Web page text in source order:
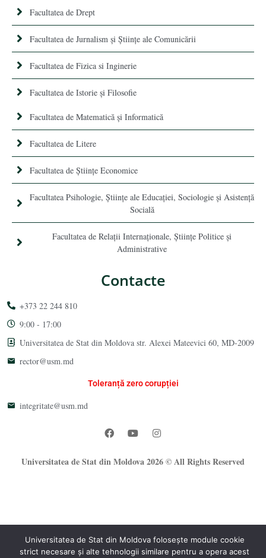
Facultatea de Drept
Facultatea de Jurnalism şi Ştiinţe ale Comunicării
Facultatea de Fizica si Inginerie
Facultatea de Istorie şi Filosofie
Facultatea de Matematică şi Informatică
Facultatea de Litere
Facultatea de Științe Economice
Facultatea Psihologie, Ştiinţe ale Educaţiei, Sociologie și Asistență
Socială
Facultatea de Relaţii Internaţionale, Ştiinţe Politice şi
Administrative
Contacte
+373 22 244 810
9:00 - 17:00
Universitatea de Stat din Moldova str. Alexei Mateevici 60, MD-2009
rector@usm.md
Toleranță zero corupției
integritate@usm.md
Universitatea de Stat din Moldova 2026 © All Rights Reserved
Universitatea de Stat din Moldova folosește module cookie
strict necesare și alte tehnologii similare pentru a opera acest